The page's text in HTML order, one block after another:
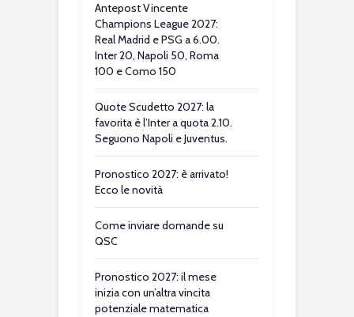
Antepost Vincente
Champions League 2027:
Real Madrid e PSG a 6.00.
Inter 20, Napoli 50, Roma
100 e Como 150
Quote Scudetto 2027: la
favorita è l’Inter a quota 2.10.
Seguono Napoli e Juventus.
Pronostico 2027: è arrivato!
Ecco le novità
Come inviare domande su
QSC
Pronostico 2027: il mese
inizia con un’altra vincita
potenziale matematica